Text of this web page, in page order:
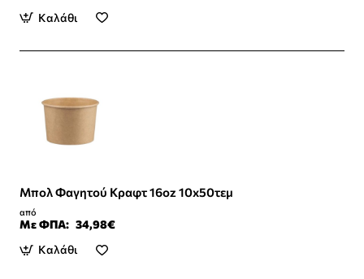
Καλάθι
Μπολ Φαγητού Κραφτ 16oz 10x50τεμ
από
Με ΦΠΑ: 34,98€
Καλάθι